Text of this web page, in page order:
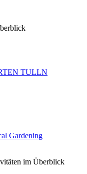
TULLN
Gardening
im Überblick